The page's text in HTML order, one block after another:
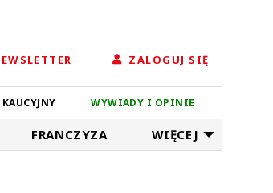
ZALOGUJ SIĘ
WYWIADY I OPINIE
FRANCZYZA WIĘCEJ